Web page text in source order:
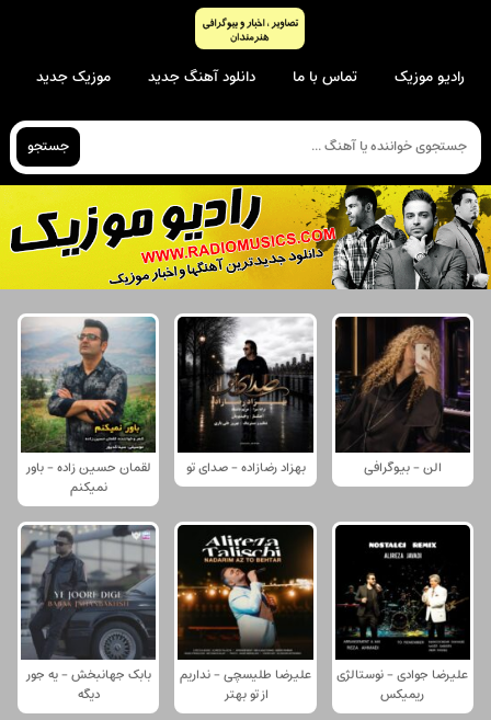
رادیو موزیک تماس با ما دانلود آهنگ جدید موزیک جدید
جستجو
الن - بیوگرافی بهزاد رضازاده - صدای تو
لقمان حسین زاده - باور
نمیکنم
علیرضا جوادی - نوستالژی
ریمیکس
علیرضا طلیسچی - نداریم
از تو بهتر
بابک جهانبخش - یه جور
دیگه